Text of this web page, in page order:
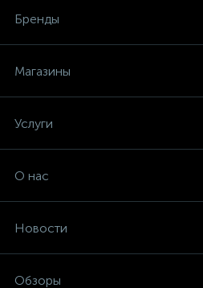
Бренды
Магазины
Услуги
О нас
Новости
Обзоры